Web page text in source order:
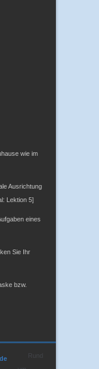
wie im
Ausrichtung
Lektion 5]
eines
Sie Ihr
bzw.
Rund